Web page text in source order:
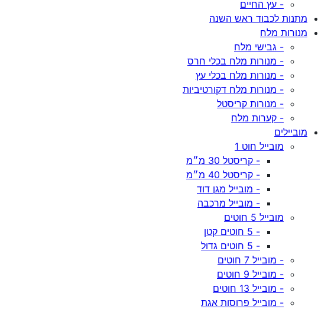
- עץ החיים
מתנות לכבוד ראש השנה
מנורות מלח
- גבישי מלח
- מנורות מלח בכלי חרס
- מנורות מלח בכלי עץ
- מנורות מלח דקורטיביות
- מנורות קריסטל
- קערות מלח
מוביילים
מובייל חוט 1
- קריסטל 30 מ״מ
- קריסטל 40 מ״מ
- מובייל מגן דוד
- מובייל מרכבה
מובייל 5 חוטים
- 5 חוטים קטן
- 5 חוטים גדול
- מובייל 7 חוטים
- מובייל 9 חוטים
- מובייל 13 חוטים
- מובייל פרוסות אגת